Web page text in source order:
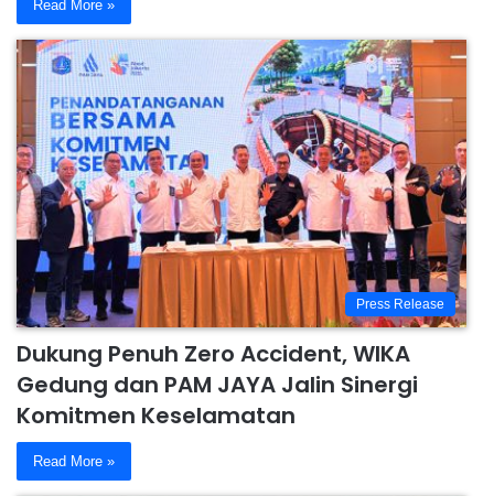
Read More »
Press Release
Dukung Penuh Zero Accident, WIKA
Gedung dan PAM JAYA Jalin Sinergi
Komitmen Keselamatan
Read More »